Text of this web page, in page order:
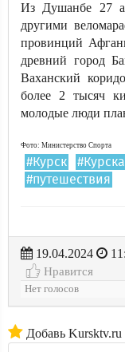
Из Душанбе 27
другими
провинций
древний город
Ваханский
более 2 тысяч
молодые люди
Фото: Министерство Спорта
#Курск
#путешествия
19.04.2024
Нравится
Нет голосов
Добавь Kursktv.ru